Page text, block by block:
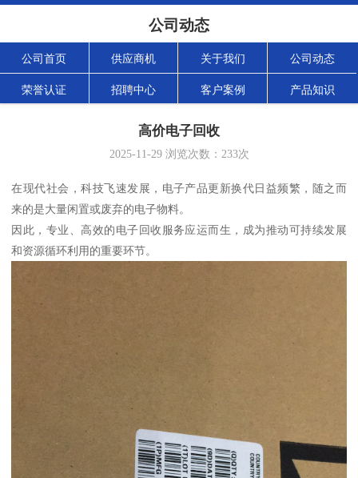
公司动态
公司首页 供应商机 关于我们 公司动态
荣誉认证 招聘中心 客户案例 产品知识
高价电子回收
2025-11-29浏览次数： 233次
在现代社会，科技飞速发展，电子产品更新换代日益频繁，随之而
来的是大量闲置或废弃的电子物料。
因此，专业、高效的电子回收服务应运而生，成为推动可持续发展
和资源循环利用的重要环节。